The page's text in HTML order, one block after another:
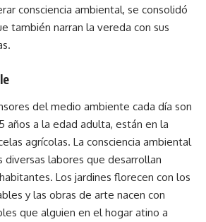
consciencia ambiental, se consolidó
también narran la vereda con sus
del medio ambiente cada día son
años a la edad adulta, están en la
agrícolas. La consciencia ambiental
diversas labores que desarrollan
Los jardines florecen con los
y las obras de arte nacen con
que alguien en el hogar atino a